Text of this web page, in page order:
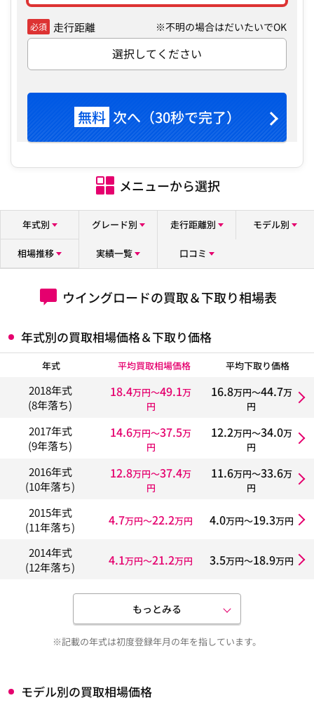
必須 走行距離 ※不明の場合はだいたいでOK
選択してください
無料 次へ（30秒で完了）
メニューから選択
年式別 グレード別 走行距離別 モデル別
相場推移 実績一覧 口コミ
ウイングロードの買取＆下取り相場表
年式別の買取相場価格＆下取り価格
年式 平均買取相場価格 平均下取り価格
2018年式
(8年落ち)
18.4万円〜49.1万
円
16.8万円〜44.7万
円
2017年式
(9年落ち)
14.6万円〜37.5万
円
12.2万円〜34.0万
円
2016年式
(10年落ち)
12.8万円〜37.4万
円
11.6万円〜33.6万
円
2015年式
(11年落ち)
4.7万円〜22.2万円 4.0万円〜19.3万円
2014年式
(12年落ち)
4.1万円〜21.2万円 3.5万円〜18.9万円
もっとみる
※記載の年式は初度登録年月の年を指しています。
モデル別の買取相場価格